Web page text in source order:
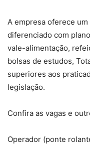
A empresa oferece
diferenciado com
vale-alimentação,
bolsas de estudos,
superiores aos
legislação.
Confira as vagas e
Operador (ponte